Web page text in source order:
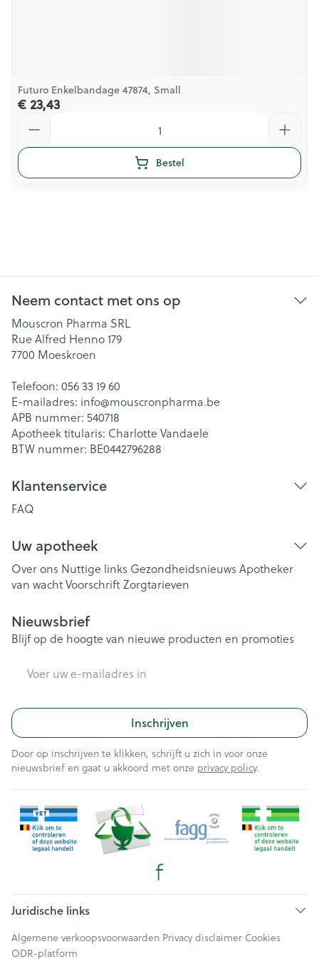
Futuro Enkelbandage 47874, Small
€ 23,43
Bestel
Neem contact met ons op
Mouscron Pharma SRL
Rue Alfred Henno 179
7700 Moeskroen
Telefoon: 056 33 19 60
E-mailadres: info@mouscronpharma.be
APB nummer: 540718
Apotheek titularis: Charlotte Vandaele
BTW nummer: BE0442796288
Klantenservice
FAQ
Uw apotheek
Over ons Nuttige links Gezondheidsnieuws Apotheker
van wachtVoorschriftZorgtarieven
Nieuwsbrief
Blijf op de hoogte van nieuwe producten en promoties
Inschrijven
Door op inschrijven te klikken, schrijft u zich in voor onze
nieuwsbrief en gaat u akkoord met onze privacy policy.
Juridische links
Algemene verkoopsvoorwaarden Privacy disclaimer Cookies
ODR-platform